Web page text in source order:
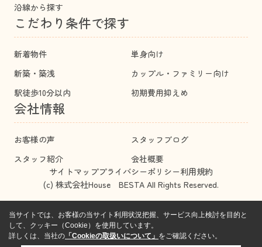
沿線から探す
こだわり条件で探す
新着物件
単身向け
新築・築浅
カップル・ファミリー向け
駅徒歩10分以内
初期費用抑えめ
会社情報
お客様の声
スタッフブログ
スタッフ紹介
会社概要
サイトマッププライバシーポリシー利用規約
(c) 株式会社House BESTA All Rights Reserved.
当サイトでは、お客様の当サイト利用状況把握、サービス向上検討を目的と
して、クッキー（Cookie）を使用しています。
詳しくは、当社の 「Cookieの取扱いについて」 をご確認ください。